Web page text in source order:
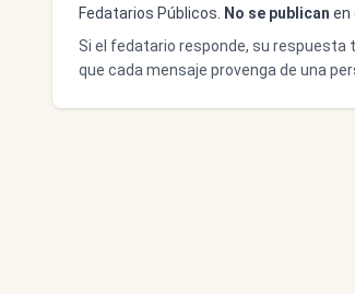
Fedatarios Públicos.
No se publican en
Si el fedatario responde, su respuesta
que cada mensaje provenga de una